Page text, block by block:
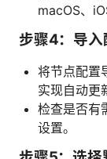
macOS、
步骤4：导入
将节点配置
实现自动更
检查是否有
设置。